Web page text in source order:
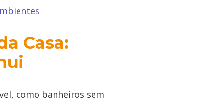
Casa:
como banheiros sem